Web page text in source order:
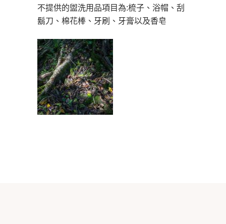
不提供的盥洗用品項目為:梳子、浴帽、刮
鬍刀、棉花棒、牙刷、牙膏以及香皂